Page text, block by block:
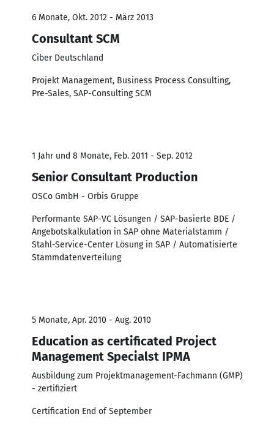
6 Monate, Okt. 2012 - März 2013
Consultant SCM
Ciber Deutschland
Projekt Management, Business Process Consulting,
Pre-Sales, SAP-Consulting SCM
1 Jahr und 8 Monate, Feb. 2011 - Sep. 2012
Senior Consultant Production
OSCo GmbH - Orbis Gruppe
Performante SAP-VC Lösungen / SAP-basierte BDE /
Angebotskalkulation in SAP ohne Materialstamm /
Stahl-Service-Center Lösung in SAP / Automatisierte
Stammdatenverteilung
5 Monate, Apr. 2010 - Aug. 2010
Education as certificated Project
Management Specialst IPMA
Ausbildung zum Projektmanagement-Fachmann (GMP)
- zertifiziert
Certification End of September